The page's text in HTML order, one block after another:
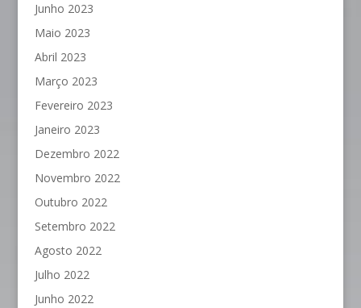
Junho 2023
Maio 2023
Abril 2023
Março 2023
Fevereiro 2023
Janeiro 2023
Dezembro 2022
Novembro 2022
Outubro 2022
Setembro 2022
Agosto 2022
Julho 2022
Junho 2022